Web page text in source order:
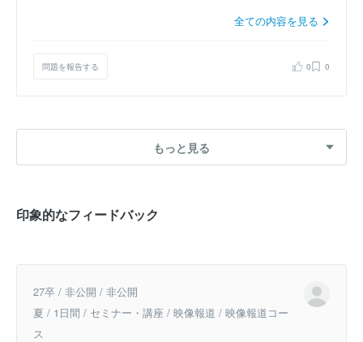
全ての内容を見る
問題を報告する 0 0
もっと見る
印象的なフィードバック
27卒 / 非公開 / 非公開
夏 / 1日間 / セミナー・講座 / 映像報道 / 映像報道コー
ス